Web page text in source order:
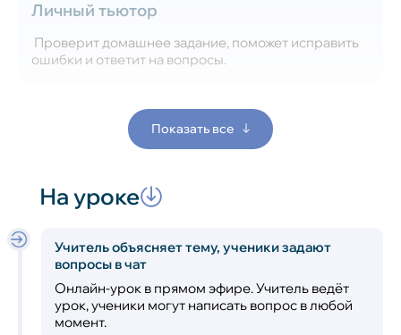
Личный тьютор
Проверит домашнее задание, поможет исправить
ошибки и ответит на вопросы.
Показать все
На уроке
Учитель объясняет тему, ученики задают
вопросы в чат
Онлайн-урок в прямом эфире. Учитель ведёт
урок, ученики могут написать вопрос в любой
момент.